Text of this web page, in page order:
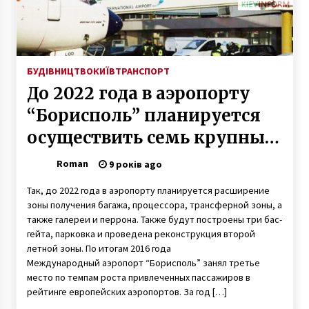
Петиція про скасування військового обліку
для жінок набрала потрібні 25 000 голосів
Об’єднувальний собор обрав главу
Української церкви
8 років ago
Проспекту Перемоги повернуть стару назву
У столиці не будуть проводити масове
тестування на COVID-19 – Кличко
6 років ago
Киевсовет предоставил статус сквера еще
шести земельным участкам
БУДІВНИЦТВОКИЇВТРАНСПОРТ
До 2022 года в аэропорту
“Борисполь” планируется
осуществить семь крупных
инфраструктурных
Roman 9 років ago
Так, до 2022 года в аэропорту планируется расширение
зоны получения багажа, процессора, трансферной зоны, а
также галереи и перрона. Также будут построены три бас-
гейта, парковка и проведена реконструкция второй
летной зоны. По итогам 2016 года
Международный аэропорт “Борисполь” занял третье
место по темпам роста привлеченных пассажиров в
рейтинге европейских аэропортов. За год […]